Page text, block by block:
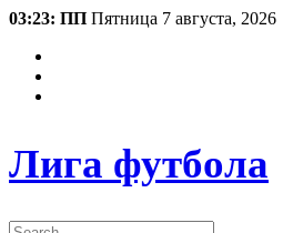
03:23: ПП Пятница 7 августа, 2026
Лига футбола